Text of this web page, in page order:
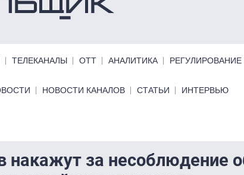
ТЕЛЕКАНАЛЫ ОТТ АНАЛИТИКА РЕГУЛИРОВАНИЕ
НОВОСТИ КАНАЛОВ СТАТЬИ ИНТЕРВЬЮ
накажут за несоблюдение